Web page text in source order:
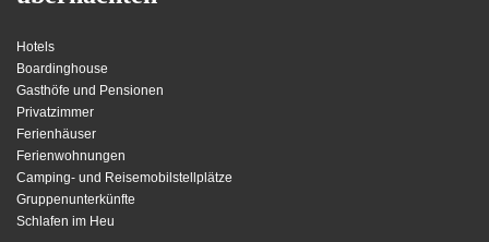
Hotels
Boardinghouse
Gasthöfe und Pensionen
Privatzimmer
Ferienhäuser
Ferienwohnungen
Camping- und Reisemobilstellplätze
Gruppenunterkünfte
Schlafen im Heu